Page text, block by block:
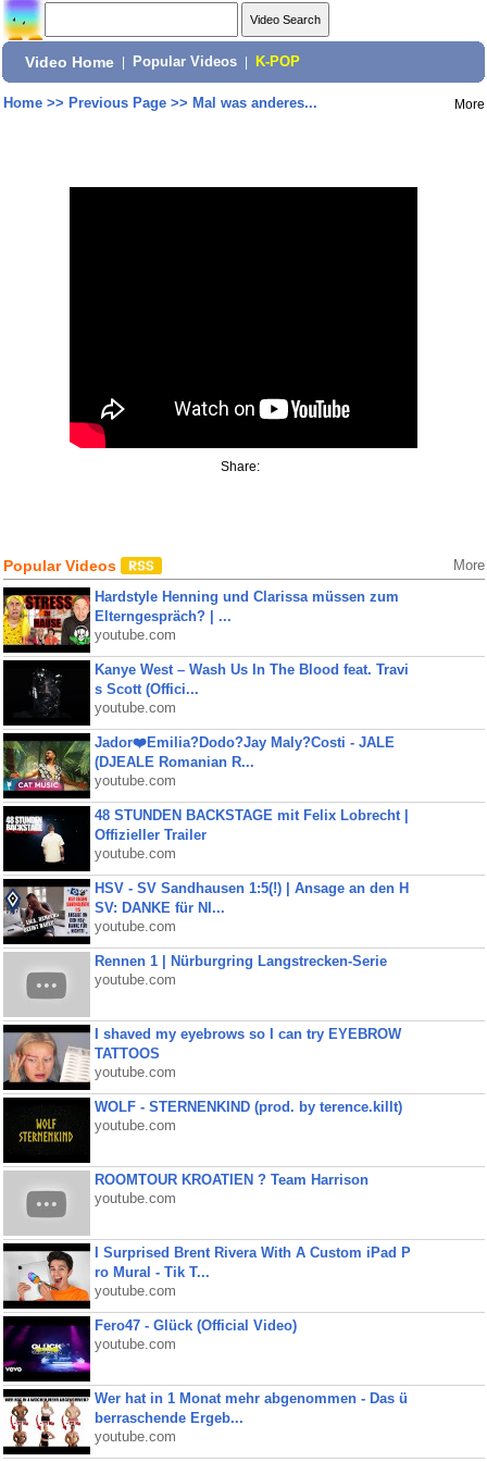
Video Home Popular Videos K-POP
Home>> Previous Page>> Mal was anderes... More
Share:
Popular Videos More
Hardstyle Henning und Clarissa müssen zum
Elterngespräch? | ...
youtube.com
Kanye West – Wash Us In The Blood feat. Travi
s Scott (Offici...
youtube.com
Jador❤️Emilia?Dodo?Jay Maly?Costi - JALE
(DJEALE Romanian R...
youtube.com
48 STUNDEN BACKSTAGE mit Felix Lobrecht |
Offizieller Trailer
youtube.com
HSV - SV Sandhausen 1:5(!) | Ansage an den H
SV: DANKE für NI...
youtube.com
Rennen 1 | Nürburgring Langstrecken-Serie
youtube.com
I shaved my eyebrows so I can try EYEBROW
TATTOOS
youtube.com
WOLF - STERNENKIND (prod. by terence.killt)
youtube.com
ROOMTOUR KROATIEN ? Team Harrison
youtube.com
I Surprised Brent Rivera With A Custom iPad P
ro Mural - Tik T...
youtube.com
Fero47 - Glück (Official Video)
youtube.com
Wer hat in 1 Monat mehr abgenommen - Das ü
berraschende Ergeb...
youtube.com